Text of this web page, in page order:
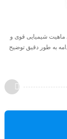
ماهیت شیمیایی قوی و
به طور دقیق توضیح